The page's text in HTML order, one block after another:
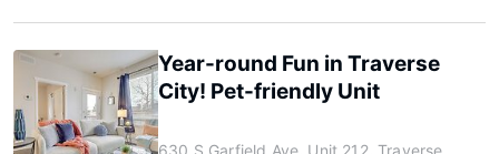
Year-round Fun in Traverse
City! Pet-friendly Unit
630 S Garfield Ave, Unit 212, Traverse